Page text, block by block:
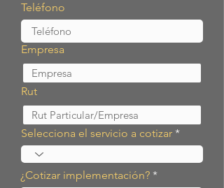
Teléfono
Empresa
Rut
Selecciona el servicio a cotizar
¿Cotizar implementación?